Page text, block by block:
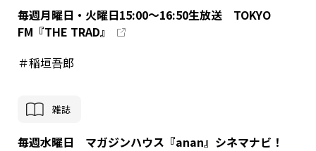
毎週月曜日・火曜日15:00～16:50生放送 TOKYO
FM『THE TRAD』
＃稲垣吾郎
雑誌
毎週水曜日 マガジンハウス『anan』シネマナビ！